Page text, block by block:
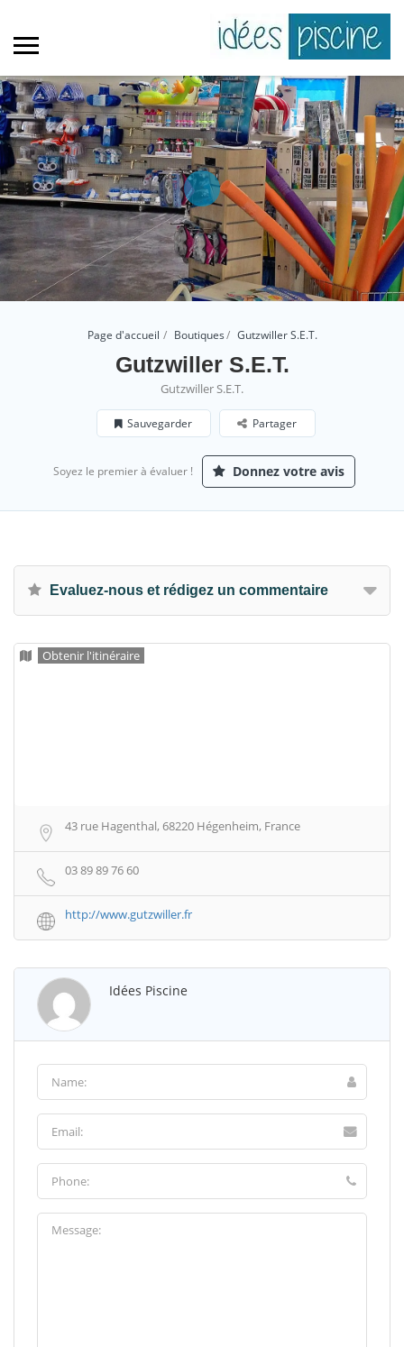
Page d'accueil Boutiques Gutzwiller S.E.T.
Gutzwiller S.E.T.
Gutzwiller S.E.T.
Sauvegarder Partager
Soyez le premier à évaluer ! Donnez votre avis
Evaluez-nous et rédigez un commentaire
Obtenir l'itinéraire
43 rue Hagenthal, 68220 Hégenheim, France
03 89 89 76 60
http://www.gutzwiller.fr
Idées Piscine